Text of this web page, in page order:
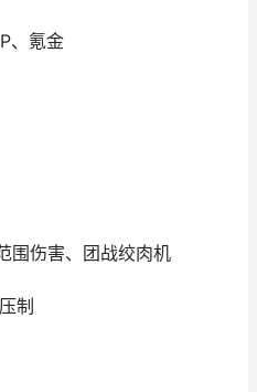
、氪金
围伤害、团战绞肉机
制